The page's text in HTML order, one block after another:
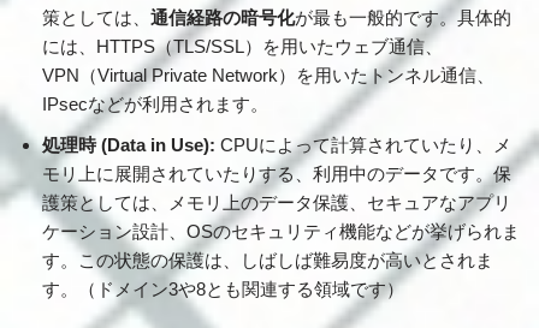
策としては、 通信経路の暗号化が最も一般的です。具体的
には、HTTPS（TLS/SSL）を用いたウェブ通信、
VPN（Virtual Private Network）を用いたトンネル通信、
IPsecなどが利用されます。
処理時 (Data in Use): CPUによって計算されていたり、メ
モリ上に展開されていたりする、利用中のデータです。保
護策としては、メモリ上のデータ保護、セキュアなアプリ
ケーション設計、OSのセキュリティ機能などが挙げられま
す。この状態の保護は、しばしば難易度が高いとされま
す。（ドメイン3や8とも関連する領域です）